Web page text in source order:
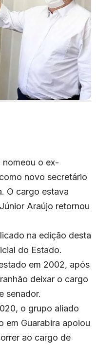
o ex-
novo secretário
O cargo estava
Araújo retornou
na edição desta
do Estado.
em 2002, após
deixar o cargo
senador.
o grupo aliado
em Guarabira apoiou
ao cargo de